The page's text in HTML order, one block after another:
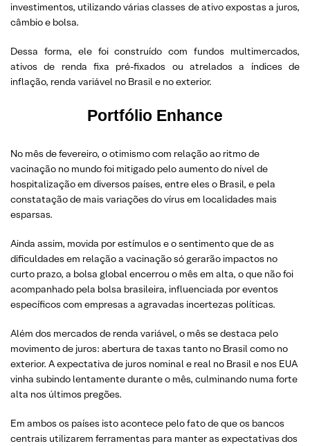
investimentos, utilizando várias classes de ativo expostas a juros,
câmbio e bolsa.
Dessa forma, ele foi construído com fundos multimercados,
ativos de renda fixa pré-fixados ou atrelados a índices de
inflação, renda variável no Brasil e no exterior.
Portfólio Enhance
No mês de fevereiro, o otimismo com relação ao ritmo de
vacinação no mundo foi mitigado pelo aumento do nível de
hospitalização em diversos países, entre eles o Brasil, e pela
constatação de mais variações do vírus em localidades mais
esparsas.
Ainda assim, movida por estímulos e o sentimento que de as
dificuldades em relação a vacinação só gerarão impactos no
curto prazo, a bolsa global encerrou o mês em alta, o que não foi
acompanhado pela bolsa brasileira, influenciada por eventos
específicos com empresas a agravadas incertezas políticas.
Além dos mercados de renda variável, o mês se destaca pelo
movimento de juros: abertura de taxas tanto no Brasil como no
exterior. A expectativa de juros nominal e real no Brasil e nos EUA
vinha subindo lentamente durante o mês, culminando numa forte
alta nos últimos pregões.
Em ambos os países isto acontece pelo fato de que os bancos
centrais utilizarem ferramentas para manter as expectativas dos